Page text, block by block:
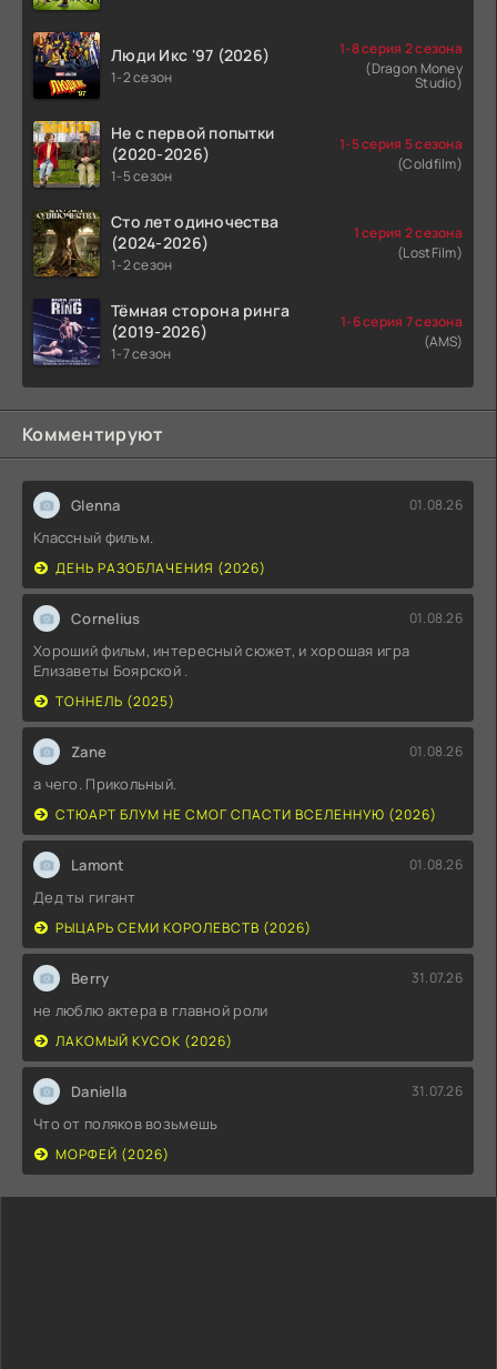
Люди Икс '97 (2026)
1-2 сезон
1-8 серия 2 сезона
(Dragon Money
Studio)
Не с первой попытки
(2020-2026)
1-5 сезон
1-5 серия 5 сезона
(Coldfilm)
Сто лет одиночества
(2024-2026)
1-2 сезон
1 серия 2 сезона
(LostFilm)
Тёмная сторона ринга
(2019-2026)
1-7 сезон
1-6 серия 7 сезона
(AMS)
Комментируют
Glenna 01.08.26
Классный фильм.
ДЕНЬ РАЗОБЛАЧЕНИЯ (2026)
Cornelius 01.08.26
Хороший фильм, интересный сюжет, и хорошая игра
Елизаветы Боярской .
ТОННЕЛЬ (2025)
Zane 01.08.26
а чего. Прикольный.
СТЮАРТ БЛУМ НЕ СМОГ СПАСТИ ВСЕЛЕННУЮ (2026)
Lamont 01.08.26
Дед ты гигант
РЫЦАРЬ СЕМИ КОРОЛЕВСТВ (2026)
Berry 31.07.26
не люблю актера в главной роли
ЛАКОМЫЙ КУСОК (2026)
Daniella 31.07.26
Что от поляков возьмешь
МОРФЕЙ (2026)